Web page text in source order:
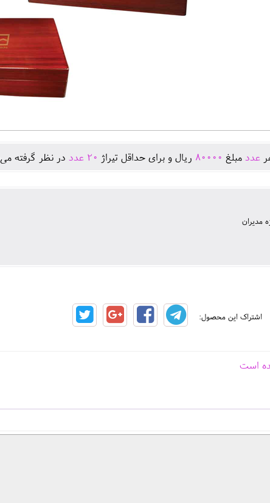
عدد مبلغ 80000 ريال و برای حداقل تيراژ 20 عدد در نظر گرفته
مدیران
اشتراک این محصول:
است